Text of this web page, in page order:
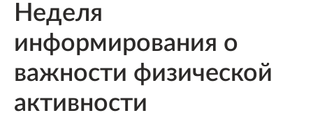
Неделя
информирования о
важности физической
активности